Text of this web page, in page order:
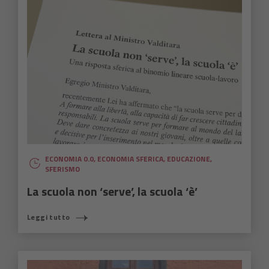
ECONOMIA 0.0, ECONOMIA SFERICA, EDUCAZIONE,
SFERISMO
La scuola non ‘serve’, la scuola ‘è’
Leggi tutto